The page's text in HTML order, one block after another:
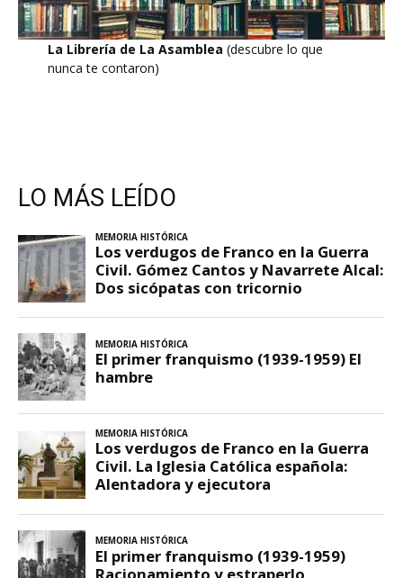
La Librería de La Asamblea (descubre lo que
nunca te contaron)
LO MÁS LEÍDO